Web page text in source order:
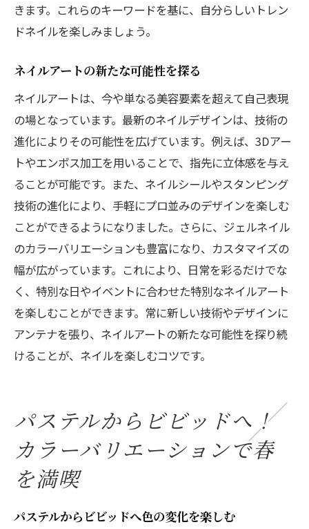
きます。これらのキーワードを基に、自分らしいトレン
ドネイルを楽しみましょう。
ネイルアートの新たな可能性を探る
ネイルアートは、今や単なる美容要素を超えて自己表現
の場となっています。最新のネイルデザインは、技術の
進化によりその可能性を広げています。例えば、3Dアー
トやエンボス加工を用いることで、指先に立体感を与え
ることが可能です。また、ネイルシールやスタンピング
技術の進化により、手軽にプロ並みのデザインを楽しむ
ことができるようになりました。さらに、ジェルネイル
のカラーバリエーションも豊富になり、カスタマイズの
幅が広がっています。これにより、日常を彩るだけでな
く、特別な日やイベントに合わせた特別なネイルアート
を楽しむことができます。常に新しい技術やデザインに
アンテナを張り、ネイルアートの新たな可能性を探り続
けることが、ネイルを楽しむコツです。
パステルからビビッドへ！
カラーバリエーションで春
を満喫
パステルからビビッドへ色の変化を楽しむ